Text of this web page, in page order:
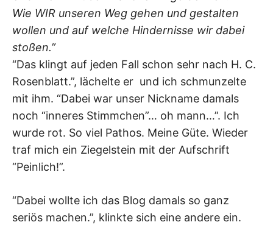
Wie WIR unseren Weg gehen und gestalten
wollen und auf welche Hindernisse wir dabei
stoßen.”
“Das klingt auf jeden Fall schon sehr nach H. C.
Rosenblatt.”, lächelte er und ich schmunzelte
mit ihm. “Dabei war unser Nickname damals
noch “inneres Stimmchen”… oh mann…”. Ich
wurde rot. So viel Pathos. Meine Güte. Wieder
traf mich ein Ziegelstein mit der Aufschrift
“Peinlich!”.
“Dabei wollte ich das Blog damals so ganz
seriös machen.”, klinkte sich eine andere ein.